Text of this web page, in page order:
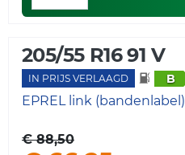
205/55 R16 91 V
IN PRIJS VERLAAGD B
EPREL link (bandenlabel)
€ 88,50